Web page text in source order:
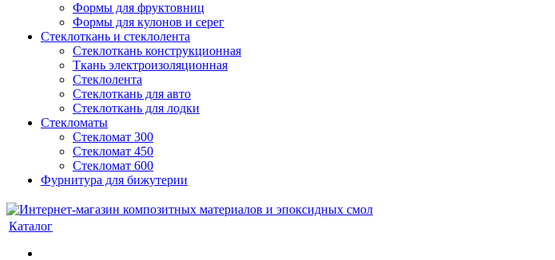
Формы для фруктовниц
Формы для кулонов и серег
Стеклоткань и стеклолента
Стеклоткань конструкционная
Ткань электроизоляционная
Стеклолента
Стеклоткань для авто
Стеклоткань для лодки
Стекломаты
Стекломат 300
Стекломат 450
Стекломат 600
Фурнитура для бижутерии
Каталог